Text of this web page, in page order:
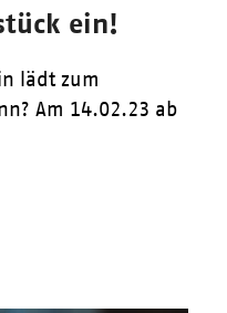
ein!
lädt zum
Am 14.02.23 ab